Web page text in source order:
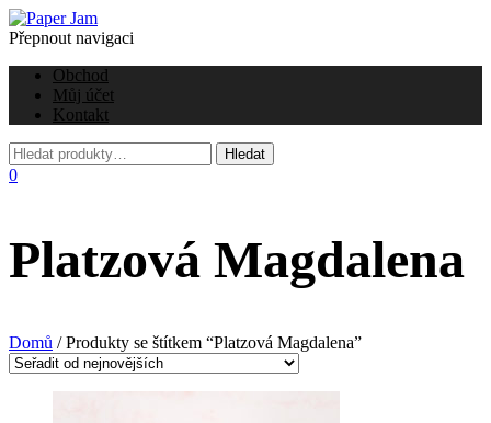
Přepnout navigaci
Obchod
Můj účet
Kontakt
0
Platzová Magdalena
Domů / Produkty se štítkem “Platzová Magdalena”